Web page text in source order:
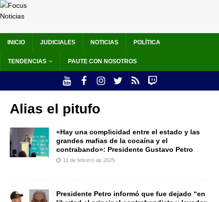
INICIO JUDICIALES NOTICIAS POLÍTICA
TENDENCIAS PAUTE CON NOSOTROS
Alias el pitufo
«Hay una complicidad entre el estado y las
grandes mafias de la cocaína y el
contrabando»: Presidente Gustavo Petro
11 de febrero de 2025
Presidente Petro informó que fue dejado “en